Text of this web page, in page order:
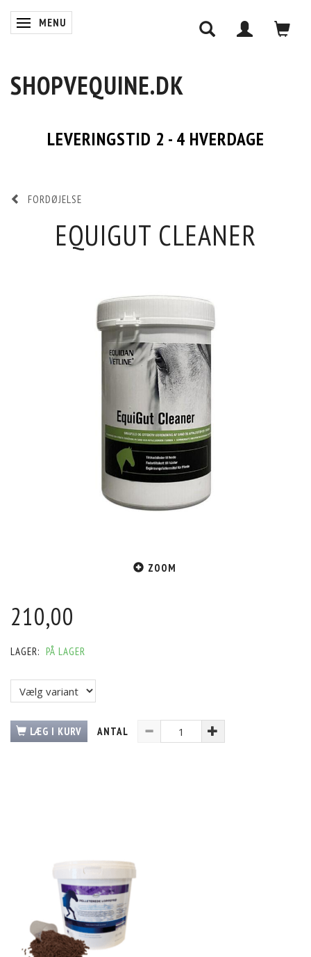
SKIFTE NAVIGATION
MENU
SHOPVEQUINE.DK
LEVERINGSTID 2 - 4 HVERDAGE
FORDØJELSE
EQUIGUT CLEANER
ZOOM
210,00
LAGER: PÅ LAGER
LÆG I KURV ANTAL